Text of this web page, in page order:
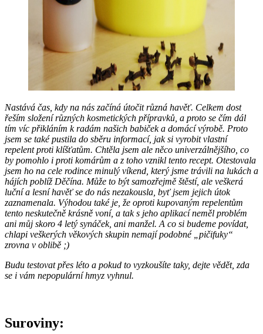
Nastává čas, kdy na nás začíná útočit různá havěť. Celkem dost
řeším složení různých kosmetických přípravků, a proto se čím dál
tím víc přikláním k radám našich babiček a domácí výrobě. Proto
jsem se také pustila do sběru informací, jak si vyrobit vlastní
repelent proti klíšťatům. Chtěla jsem ale něco univerzálnějšího, co
by pomohlo i proti komárům a z toho vznikl tento recept. Otestovala
jsem ho na cele rodince minulý víkend, který jsme trávili na lukách a
hájích poblíž Děčína. Může to být samozřejmě štěstí, ale veškerá
luční a lesní havěť se do nás nezakousla, byť jsem jejich útok
zaznamenala. Výhodou také je, že oproti kupovaným repelentům
tento neskutečně krásně voní, a tak s jeho aplikací neměl problém
ani můj skoro 4 letý synáček, ani manžel. A co si budeme povídat,
chlapi veškerých věkových skupin nemají podobné „pičifuky“
zrovna v oblibě ;)
Budu testovat přes léto a pokud to vyzkoušíte taky, dejte vědět, zda
se i vám nepopulární hmyz vyhnul.
Suroviny: